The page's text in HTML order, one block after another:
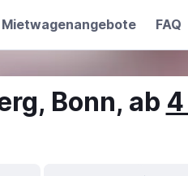
Mietwagenangebote FAQ
Bonn, ab